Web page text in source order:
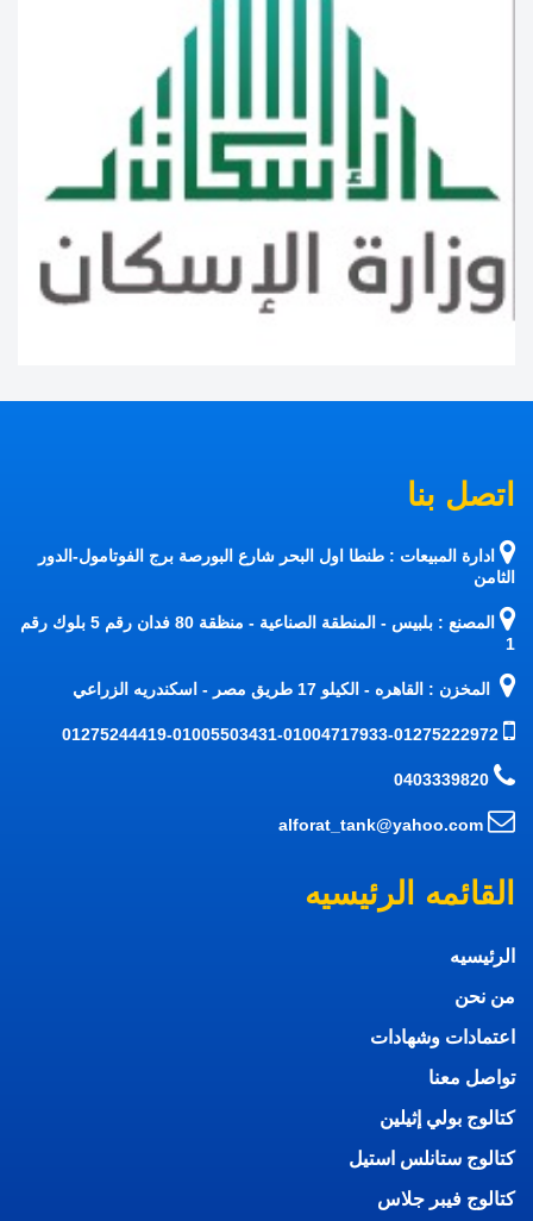
اتصل بنا
ادارة المبيعات : طنطا اول البحر شارع البورصة برج الفوتامول-الدور
الثامن
المصنع : بلبيس - المنطقة الصناعية - منظقة 80 فدان رقم 5 بلوك رقم
1
المخزن : القاهره - الكيلو 17 طريق مصر - اسكندريه الزراعي
01275244419-01005503431-01004717933-01275222972
0403339820
alforat_tank@yahoo.com
القائمه الرئيسيه
الرئيسيه
من نحن
اعتمادات وشهادات
تواصل معنا
كتالوج بولي إثيلين
كتالوج ستانلس استيل
كتالوج فيبر جلاس